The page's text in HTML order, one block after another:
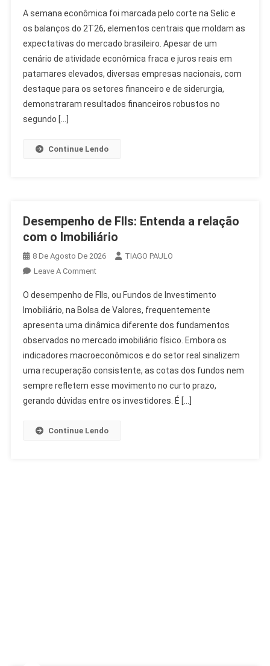
Selic
E
Balanços
2T26:
Destaques
Da
Semana
A semana econômica foi marcada pelo corte na Selic e
os balanços do 2T26, elementos centrais que moldam as
expectativas do mercado brasileiro. Apesar de um
cenário de atividade econômica fraca e juros reais em
patamares elevados, diversas empresas nacionais, com
destaque para os setores financeiro e de siderurgia,
demonstraram resultados financeiros robustos no
segundo […]
Continue Lendo
Desempenho de FIIs: Entenda a relação
com o Imobiliário
8 De Agosto De 2026
TIAGO PAULO
Leave A CommentOn
De
FIIs:
Entenda
A
Relação
Com
Imobiliário
O desempenho de FIIs, ou Fundos de Investimento
Imobiliário, na Bolsa de Valores, frequentemente
apresenta uma dinâmica diferente dos fundamentos
observados no mercado imobiliário físico. Embora os
indicadores macroeconômicos e do setor real sinalizem
uma recuperação consistente, as cotas dos fundos nem
sempre refletem esse movimento no curto prazo,
gerando dúvidas entre os investidores. É […]
Continue Lendo